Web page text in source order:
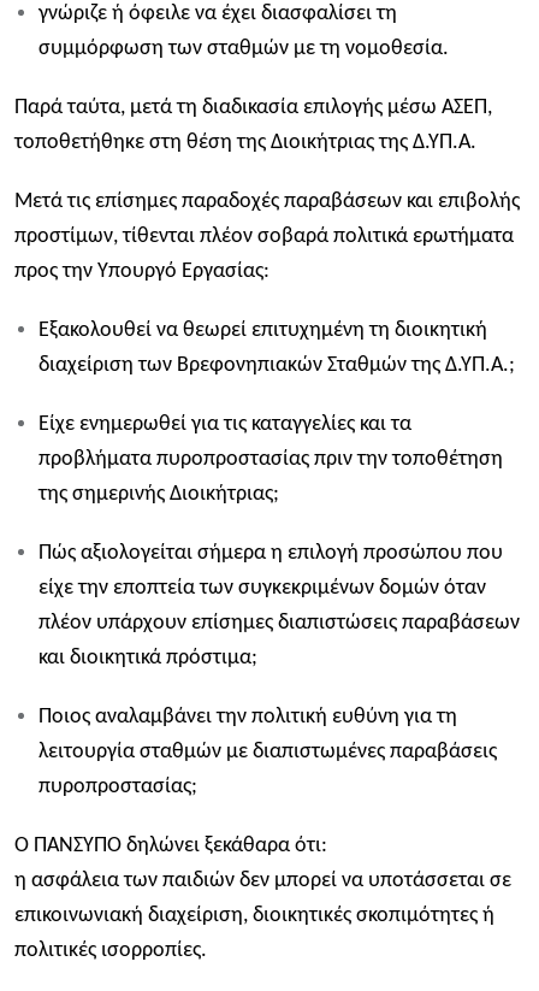
γνώριζε ή όφειλε να έχει διασφαλίσει τη
συμμόρφωση των σταθμών με τη νομοθεσία.
Παρά ταύτα, μετά τη διαδικασία επιλογής μέσω ΑΣΕΠ,
τοποθετήθηκε στη θέση της Διοικήτριας της Δ.ΥΠ.Α.
Μετά τις επίσημες παραδοχές παραβάσεων και επιβολής
προστίμων, τίθενται πλέον σοβαρά πολιτικά ερωτήματα
προς την Υπουργό Εργασίας:
Εξακολουθεί να θεωρεί επιτυχημένη τη διοικητική
διαχείριση των Βρεφονηπιακών Σταθμών της Δ.ΥΠ.Α.;
Είχε ενημερωθεί για τις καταγγελίες και τα
προβλήματα πυροπροστασίας πριν την τοποθέτηση
της σημερινής Διοικήτριας;
Πώς αξιολογείται σήμερα η επιλογή προσώπου που
είχε την εποπτεία των συγκεκριμένων δομών όταν
πλέον υπάρχουν επίσημες διαπιστώσεις παραβάσεων
και διοικητικά πρόστιμα;
Ποιος αναλαμβάνει την πολιτική ευθύνη για τη
λειτουργία σταθμών με διαπιστωμένες παραβάσεις
πυροπροστασίας;
Ο ΠΑΝΣΥΠΟ δηλώνει ξεκάθαρα ότι:
η ασφάλεια των παιδιών δεν μπορεί να υποτάσσεται σε
επικοινωνιακή διαχείριση, διοικητικές σκοπιμότητες ή
πολιτικές ισορροπίες.